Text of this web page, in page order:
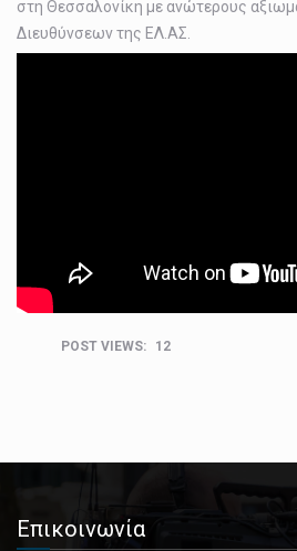
στη Θεσσαλονίκη με ανώτερους
Διευθύνσεων της ΕΛ.ΑΣ.
POST VIEWS: 12
Επικοινωνία